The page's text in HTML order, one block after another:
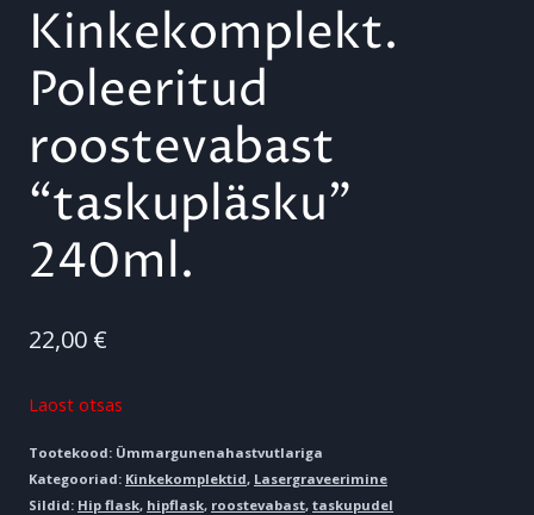
Kinkekomplekt.
Poleeritud
roostevabast
“taskupläsku”
240ml.
22,00 €
Laost otsas
Tootekood: Ümmargunenahastvutlariga
Kategooriad: Kinkekomplektid, Lasergraveerimine
Sildid: Hip flask, hipflask, roostevabast, taskupudel